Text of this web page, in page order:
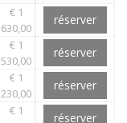
€ 1
630,00
réserver
€ 1
530,00
réserver
€ 1
230,00
réserver
€ 1
réserver